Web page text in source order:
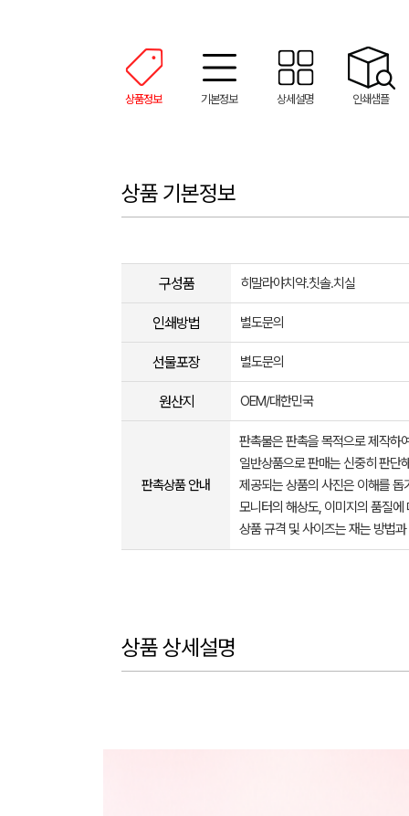
상품정보 기본정보 상세설명 인쇄샘플
상품 기본정보
구성품 히말라야치약.칫솔.치실
인쇄방법 별도문의
선물포장 별도문의
원산지 OEM/대한민국
판촉상품 안내
판촉물은 판촉을 목적으로 제작하
일반상품으로 판매는 신중히 판단
제공되는 상품의 사진은 이해를
모니터의 해상도, 이미지의 품질
상품 규격 및 사이즈는 재는 방법
상품 상세설명